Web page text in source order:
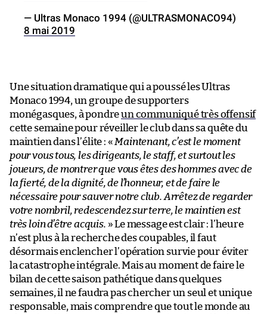
— Ultras Monaco 1994 (@ULTRASMONACO94)
8 mai 2019
Une situation dramatique qui a poussé les Ultras
Monaco 1994, un groupe de supporters
monégasques, à pondreun communiqué très offensif
cette semaine pour réveiller le club dans sa quête du
maintien dans l’élite : « Maintenant, c’est le moment
pour vous tous, les dirigeants, le staff, et surtout les
joueurs, de montrer que vous êtes des hommes avec de
la fierté, de la dignité, de l’honneur, et de faire le
nécessaire pour sauver notre club. Arrêtez de regarder
votre nombril, redescendez sur terre, le maintien est
très loin d’être acquis. » Le message est clair : l’heure
n’est plus à la recherche des coupables, il faut
désormais enclencher l’opération survie pour éviter
la catastrophe intégrale. Mais au moment de faire le
bilan de cette saison pathétique dans quelques
semaines, il ne faudra pas chercher un seul et unique
responsable, mais comprendre que tout le monde au